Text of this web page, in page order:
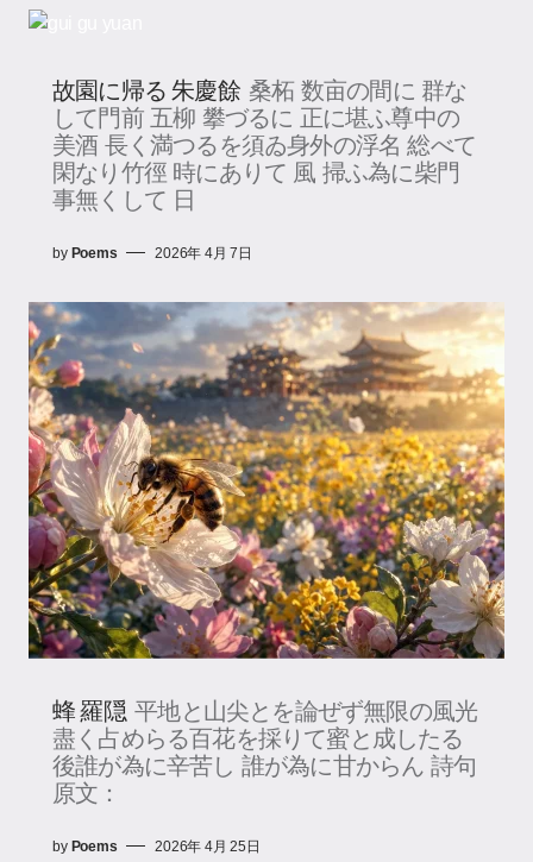
故園に帰る 朱慶餘 桑柘 数亩の間に 群な
して門前 五柳 攀づるに 正に堪ふ尊中の
美酒 長く満つるを須ゐ身外の浮名 総べて
閑なり竹徑 時にありて 風 掃ふ為に柴門
事無くして 日
by Poems 2026年 4月 7日
蜂 羅隠 平地と山尖とを論ぜず無限の風光
盡く占めらる百花を採りて蜜と成したる
後誰が為に辛苦し 誰が為に甘からん 詩句
原文：
by Poems 2026年 4月 25日